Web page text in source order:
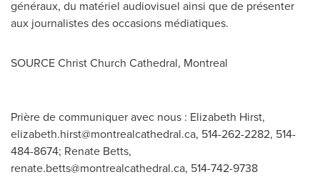
généraux, du matériel audiovisuel ainsi que de présenter
aux journalistes des occasions médiatiques.
SOURCE Christ Church Cathedral, Montreal
Prière de communiquer avec nous : Elizabeth Hirst,
elizabeth.hirst@montrealcathedral.ca, 514-262-2282, 514-
484-8674; Renate Betts,
renate.betts@montrealcathedral.ca, 514-742-9738